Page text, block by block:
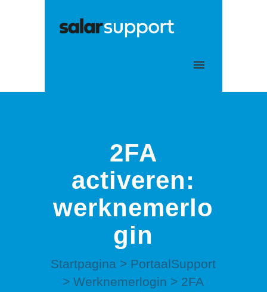
2FA
activeren:
werknemerlo
gin
Startpagina > PortaalSupport
> Werknemerlogin > 2FA